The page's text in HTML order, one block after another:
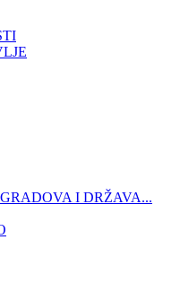
I DRŽAVA...